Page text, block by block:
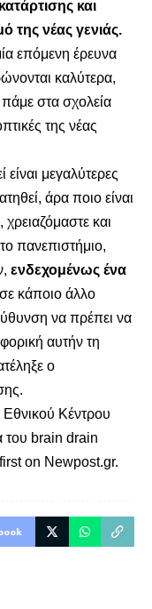
και
της νέας γενιάς.
επόμενη έρευνα
καλύτερα,
στα σχολεία
της νέας
μεγαλύτερες
άρα ποιο είναι
και
πανεπιστήμιο,
ενδεχομένως ένα
κάποιο άλλο
να πρέπει να
αυτήν τη
ο
Κέντρου
του brain drain
on Newpost.gr.